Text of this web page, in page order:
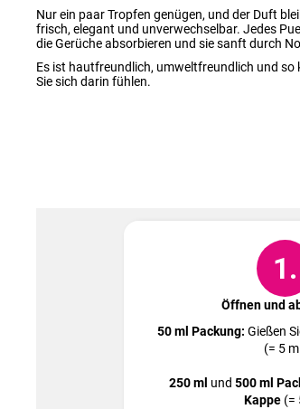
Nur ein paar Tropfen genügen, und der Duft
frisch, elegant und unverwechselbar. Jedes
die Gerüche absorbieren und sie sanft durch
Es ist hautfreundlich, umweltfreundlich und
Sie sich darin fühlen.
1.
Öffnen und
50 ml Packung: Gießen
(= 5
250 ml und 500 ml
Kappe(=